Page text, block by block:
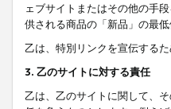
ェブサイトまたはその他の手
供される商品の「新品」の最
乙は、特別リンクを宣伝する
3. 乙のサイトに対する責任
乙は、乙のサイトに関して、